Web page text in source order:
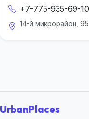
+7-775-935-69-10
14-й микрорайон, 95
UrbanPlaces